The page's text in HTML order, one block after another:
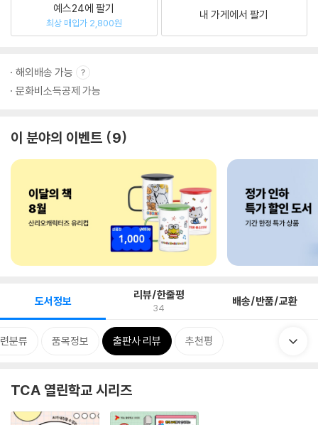
예스24에 팔기
최상 매입가 2,800원
내 가게에서 팔기
해외배송 가능
문화비소득공제 가능
이 분야의 이벤트 9
도서정보 리뷰/한줄평
34 배송/반품/교환
분류 품목정보 출판사 리뷰 추천평
TCA 열린학교 시리즈